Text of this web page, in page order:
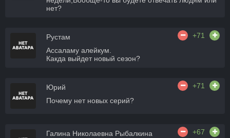
нет?
Рустам
+71
Ассаламу алейкум.
Какда выйдет новый сезон?
Юрий
+71
Почему нет новых серий?
Галина Николаевна Рыбалкина
+67